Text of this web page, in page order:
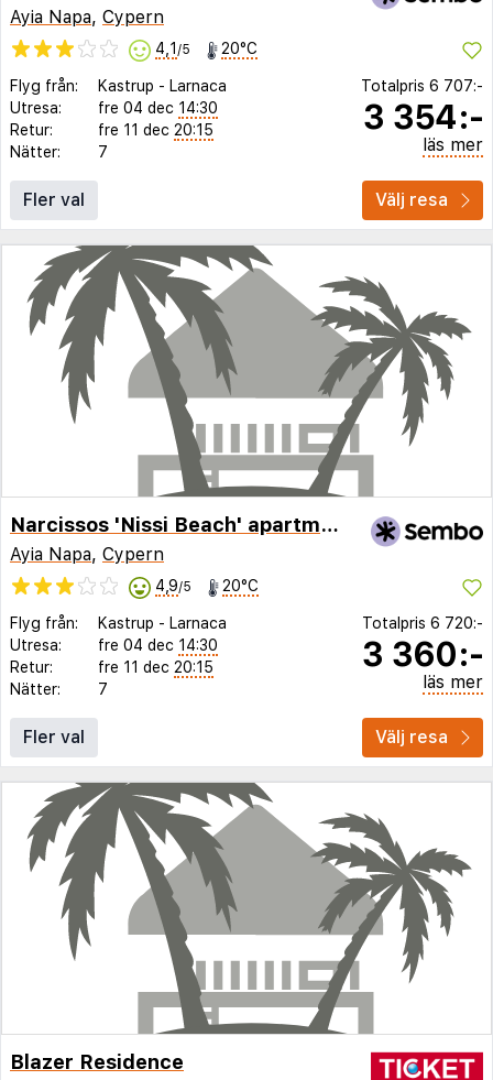
Ayia Napa, Cypern
4,1 /5 20°C
Flyg från: Kastrup - Larnaca
Utresa:
fre 04 dec 14:30
Retur:
fre 11 dec 20:15
Nätter:
7
Totalpris 6 707:-
3 354:-
läs mer
Fler val Välj resa
Narcissos 'Nissi Beach' apartment C3
Ayia Napa, Cypern
4,9/5 20°C
Flyg från: Kastrup - Larnaca
Utresa:
fre 04 dec 14:30
Retur:
fre 11 dec 20:15
Nätter:
7
Totalpris 6 720:-
3 360:-
läs mer
Fler val Välj resa
Blazer Residence